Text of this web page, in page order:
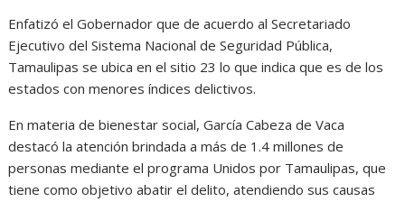
Enfatizó el Gobernador que de acuerdo al Secretariado
Ejecutivo del Sistema Nacional de Seguridad Pública,
Tamaulipas se ubica en el sitio 23 lo que indica que es de los
estados con menores índices delictivos.
En materia de bienestar social, García Cabeza de Vaca
destacó la atención brindada a más de 1.4 millones de
personas mediante el programa Unidos por Tamaulipas, que
tiene como objetivo abatir el delito, atendiendo sus causas